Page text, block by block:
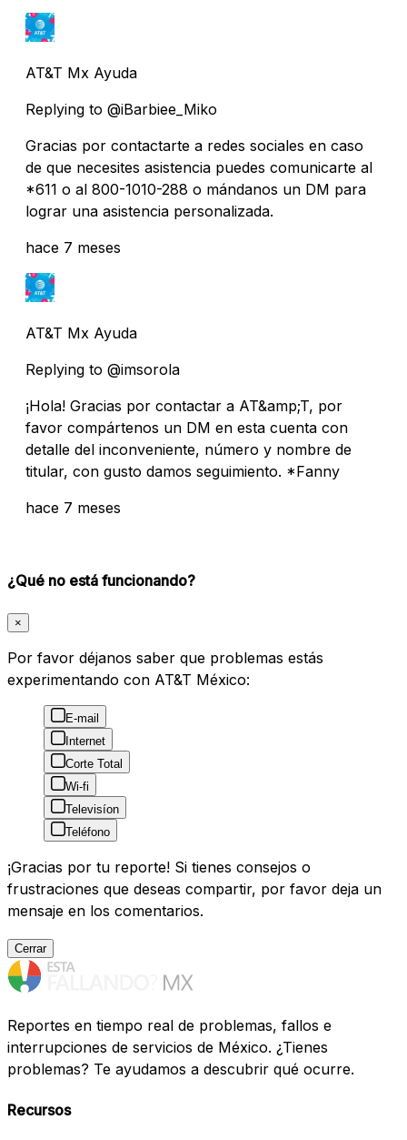
AT&T Mx Ayuda
Replying to @iBarbiee_Miko
Gracias por contactarte a redes sociales en caso
de que necesites asistencia puedes comunicarte al
*611 o al 800-1010-288 o mándanos un DM para
lograr una asistencia personalizada.
hace 7 meses
AT&T Mx Ayuda
Replying to @imsorola
¡Hola! Gracias por contactar a AT&amp;T, por
favor compártenos un DM en esta cuenta con
detalle del inconveniente, número y nombre de
titular, con gusto damos seguimiento. *Fanny
hace 7 meses
¿Qué no está funcionando?
×
Por favor déjanos saber que problemas estás
experimentando con AT&T México:
E-mail
Internet
Corte Total
Wi-fi
Televisíon
Teléfono
¡Gracias por tu reporte! Si tienes consejos o
frustraciones que deseas compartir, por favor deja un
mensaje en los comentarios.
Cerrar
Reportes en tiempo real de problemas, fallos e
interrupciones de servicios de México. ¿Tienes
problemas? Te ayudamos a descubrir qué ocurre.
Recursos